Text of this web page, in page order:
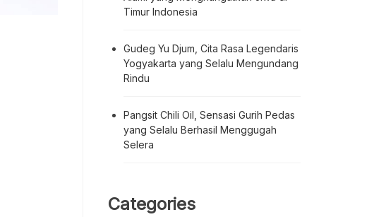
Timur Indonesia
Gudeg Yu Djum, Cita Rasa Legendaris
Yogyakarta yang Selalu Mengundang
Rindu
Pangsit Chili Oil, Sensasi Gurih Pedas
yang Selalu Berhasil Menggugah
Selera
Categories